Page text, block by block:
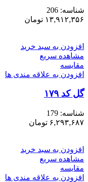
شناسه: 206
۱۳,۹۱۲,۳۵۶ تومان
افزودن به سبد خرید
مشاهده سریع
مقایسه
افزودن به علاقه مندی ها
گل کد ۱۷۹
شناسه: 179
۶,۲۹۳,۶۸۷ تومان
افزودن به سبد خرید
مشاهده سریع
مقایسه
افزودن به علاقه مندی ها